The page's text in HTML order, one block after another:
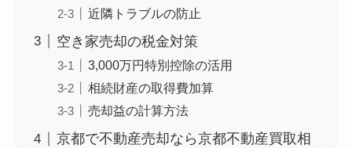
近隣トラブルの防止
空き家売却の税金対策
3,000万円特別控除の活用
相続財産の取得費加算
売却益の計算方法
京都で不動産売却なら京都不動産買取相